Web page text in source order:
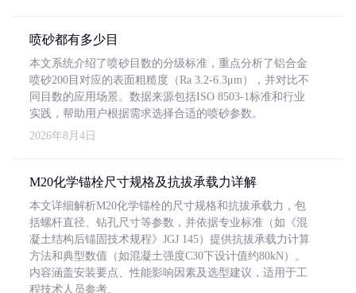
喷砂都有多少目
本文系统介绍了喷砂目数的分级标准，重点分析了铝合金
喷砂200目对应的表面粗糙度（Ra 3.2-6.3μm），并对比不
同目数的应用场景。数据来源包括ISO 8503-1标准和行业
实践，帮助用户根据需求选择合适的喷砂参数。
2026年8月4日
M20化学锚栓尺寸规格及抗拔承载力详解
本文详细解析M20化学锚栓的尺寸规格和抗拔承载力，包
括螺杆直径、钻孔尺寸等参数，并依据专业标准（如《混
凝土结构后锚固技术规程》JGJ 145）提供抗拔承载力计算
方法和典型数值（如混凝土强度C30下设计值约80kN）。
内容涵盖安装要点、性能影响因素及选型建议，适用于工
程技术人员参考。